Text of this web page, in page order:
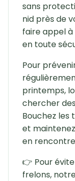
sans
nid près de
faire appel à
en toute
Pour
printemps,
chercher
Bouchez les
et
en
👉 Pour
frelons,